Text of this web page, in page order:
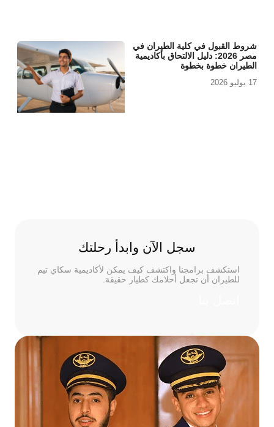
شروط القبول في كلية الطيران في
مصر 2026: دليل الالتحاق بأكاديمية
الطيران خطوة بخطوة
17 يوليو 2026
سجل الآن وابدأ رحلتك
استكشف برامجنا واكتشف كيف يمكن لأكاديمية سكاي تيم
للطيران أن تجعل أحلامك كطيار حقيقة.